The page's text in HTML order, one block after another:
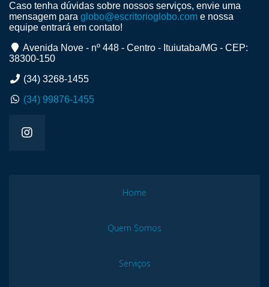
Caso tenha dúvidas sobre nossos serviços, envie uma
mensagem para globo@escritorioglobo.com e nossa
equipe entrará em contato!
Avenida Nove - nº 448 - Centro - Ituiutaba/MG - CEP:
38300-150
(34) 3268-1455
(34) 99876-1455
Home
Quem Somos
Serviços